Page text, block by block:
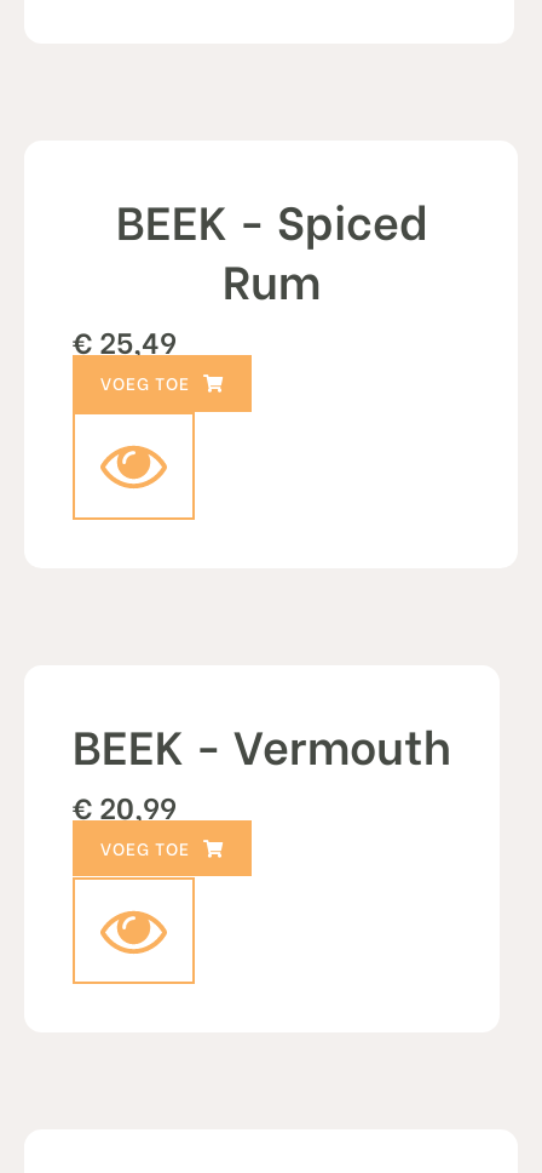
BEEK - Spiced
Rum
€ 25,49
BEEK - Vermouth
€ 20,99